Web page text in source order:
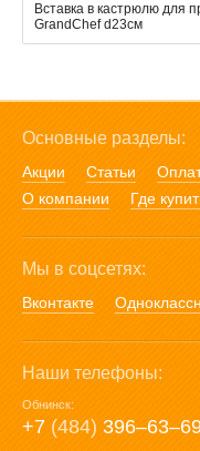
Вставка в кастрюлю для
GrandChef d23см
Основные разделы:
Акции Статьи
О компании
Где
Мы в соцсетях:
Вконтакте
Наши телефоны:
Обнинск:
+7 (484)